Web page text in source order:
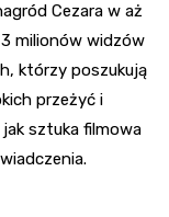
Cezara w aż
milionów widzów
którzy poszukują
przeżyć i
sztuka filmowa